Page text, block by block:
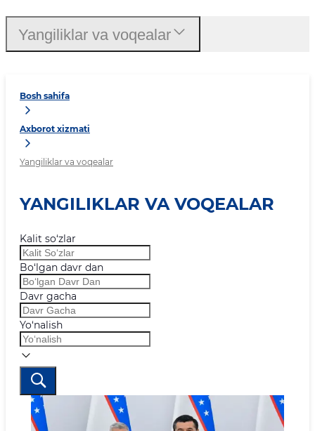
Bosh sahifa
Axborot xizmati
Yangiliklar va voqealar
YANGILIKLAR VA VOQEALAR
Kalit so‘zlar
Bo‘lgan davr dan
Davr gacha
Yo‘nalish
Yangiliklar va voqealar